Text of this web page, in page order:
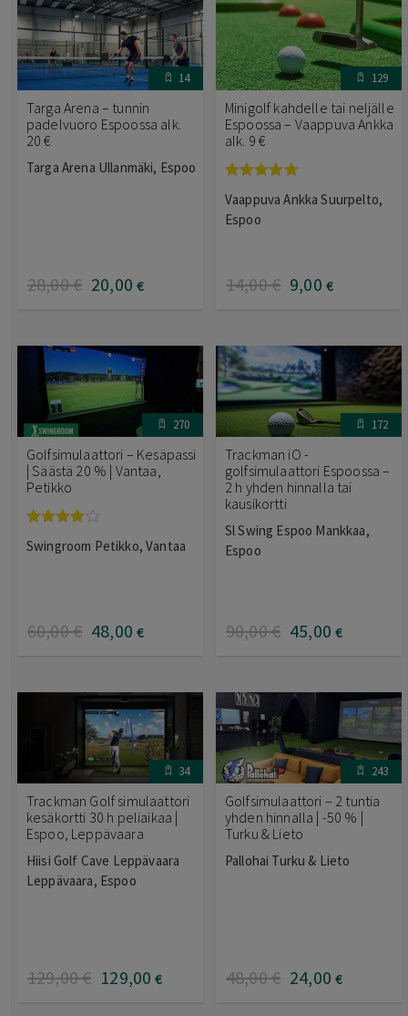
14
Targa Arena – tunnin
padelvuoro Espoossa alk.
20 €
Targa Arena Ullanmäki, Espoo
28,00€ 20,00 €
129
Minigolf kahdelle tai neljälle
Espoossa – Vaappuva Ankka
alk. 9 €
tuotteesta:
5.00/ 5
Vaappuva Ankka Suurpelto,
Espoo
14,00€ 9,00 €
270
Golfsimulaattori – Kesäpassi
| Säästä 20 % | Vantaa,
Petikko
tuotteesta:
Swingroom Petikko, Vantaa
60,00€ 48,00 €
172
Trackman iO -
golfsimulaattori Espoossa –
2 h yhden hinnalla tai
kausikortti
Sl Swing Espoo Mankkaa,
Espoo
90,00€ 45,00 €
34
Trackman Golf simulaattori
kesäkortti 30 h peliaikaa |
Espoo, Leppävaara
Hiisi Golf Cave Leppävaara
Leppävaara, Espoo
129,00€ 129,00 €
243
Golfsimulaattori – 2 tuntia
yhden hinnalla | -50 % |
Turku & Lieto
Pallohai Turku & Lieto
48,00€ 24,00 €